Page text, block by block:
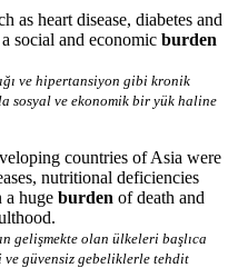
as heart disease, diabetes and
social and economic burden
ve hipertansiyon gibi kronik
sosyal ve ekonomik bir yük haline
countries of Asia were
nutritional deficiencies
a huge burden of death and
gelişmekte olan ülkeleri başlıca
ve güvensiz gebeliklerle tehdit